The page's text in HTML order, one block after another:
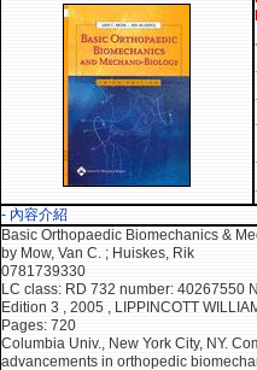
- 內容介紹
Basic Orthopaedic Biomechanics &
by Mow, Van C. ; Huiskes, Rik
0781739330
LC class: RD 732 number: 40267550
Edition 3 , 2005 , LIPPINCOTT
Pages: 720
Columbia Univ., New York City, NY.
advancements in orthopedic